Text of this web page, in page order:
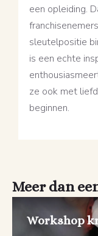
een opleiding.
sleutelpositie
is een echte
ze ook met
beginnen.
Meer dan
Workshop